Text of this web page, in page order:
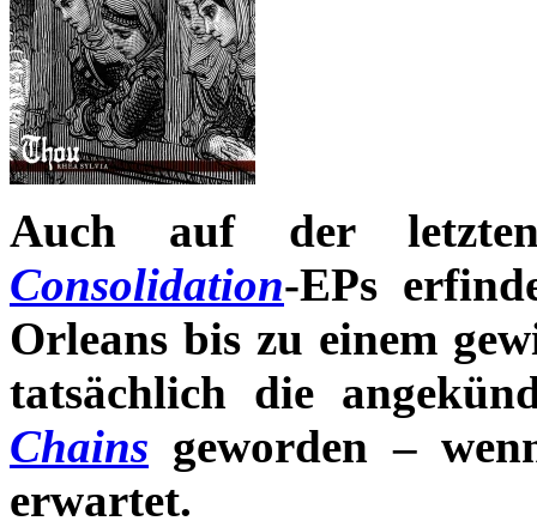
Auch auf der
Consolidation-EPs
Orleans bis zu einem
tatsächlich die
Chains geworden –
erwartet.